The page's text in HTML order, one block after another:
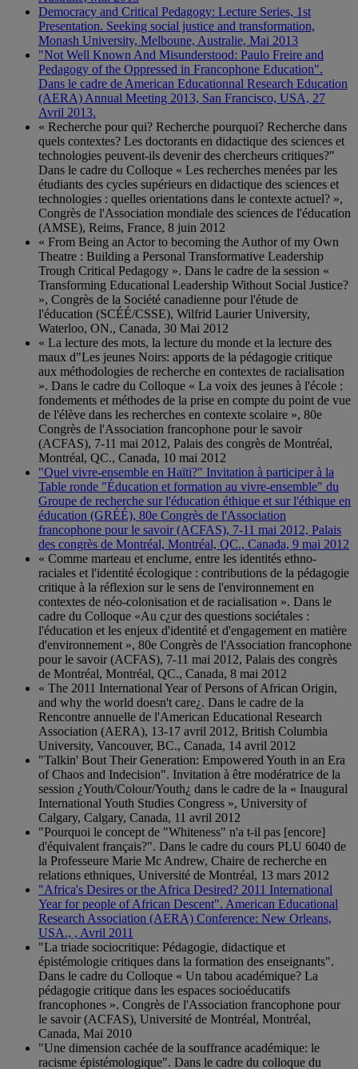
Democracy and Critical Pedagogy: Lecture Series, 1st
Presentation. Seeking social justice and transformation,
Monash University, Melboune, Australie, Mai 2013
"Not Well Known And Misunderstood: Paulo Freire and
Pedagogy of the Oppressed in Francophone Education".
Dans le cadre de American Educationnal Research Education
(AERA) Annual Meeting 2013, San Francisco, USA, 27
Avril 2013.
« Recherche pour qui? Recherche pourquoi? Recherche dans
quels contextes? Les doctorants en didactique des sciences et
technologies peuvent-ils devenir des chercheurs critiques?"
Dans le cadre du Colloque « Les recherches menées par les
étudiants des cycles supérieurs en didactique des sciences et
technologies : quelles orientations dans le contexte actuel? »,
Congrès de l'Association mondiale des sciences de l'éducation
(AMSE), Reims, France, 8 juin 2012
« From Being an Actor to becoming the Author of my Own
Theatre : Building a Personal Transformative Leadership
Trough Critical Pedagogy ». Dans le cadre de la session «
Transforming Educational Leadership Without Social Justice?
», Congrès de la Société canadienne pour l'étude de
l'éducation (SCÉÉ/CSSE), Wilfrid Laurier University,
Waterloo, ON., Canada, 30 Mai 2012
« La lecture des mots, la lecture du monde et la lecture des
maux d"Les jeunes Noirs: apports de la pédagogie critique
aux méthodologies de recherche en contextes de racialisation
». Dans le cadre du Colloque « La voix des jeunes à l'école :
fondements et méthodes de la prise en compte du point de vue
de l'élève dans les recherches en contexte scolaire », 80e
Congrès de l'Association francophone pour le savoir
(ACFAS), 7-11 mai 2012, Palais des congrès de Montréal,
Montréal, QC., Canada, 10 mai 2012
"Quel vivre-ensemble en Haïti?" Invitation à participer à la
Table ronde "Éducation et formation au vivre-ensemble" du
Groupe de recherche sur l'éducation éthique et sur l'éthique en
éducation (GRÉÉ), 80e Congrès de l'Association
francophone pour le savoir (ACFAS), 7-11 mai 2012, Palais
des congrès de Montréal, Montréal, QC., Canada, 9 mai 2012
« Comme marteau et enclume, entre les identités ethno-
raciales et l'identité écologique : contributions de la pédagogie
critique à la réflexion sur le sens de l'environnement en
contextes de néo-colonisation et de racialisation ». Dans le
cadre du Colloque «Au c¿ur des questions sociétales :
l'éducation et les enjeux d'identité et d'engagement en matière
d'environnement », 80e Congrès de l'Association francophone
pour le savoir (ACFAS), 7-11 mai 2012, Palais des congrès
de Montréal, Montréal, QC., Canada, 8 mai 2012
« The 2011 International Year of Persons of African Origin,
and why the world doesn't care¿. Dans le cadre de la
Rencontre annuelle de l'American Educational Research
Association (AERA), 13-17 avril 2012, British Columbia
University, Vancouver, BC., Canada, 14 avril 2012
"Talkin' Bout Their Generation: Empowered Youth in an Era
of Chaos and Indecision". Invitation à être modératrice de la
session ¿Youth/Colour/Youth¿ dans le cadre de la « Inaugural
International Youth Studies Congress », University of
Calgary, Calgary, Canada, 11 avril 2012
"Pourquoi le concept de "Whiteness" n'a t-il pas [encore]
d'équivalent français?". Dans le cadre du cours PLU 6040 de
la Professeure Marie Mc Andrew, Chaire de recherche en
relations ethniques, Université de Montréal, 13 mars 2012
"Africa's Desires or the Africa Desired? 2011 International
Year for people of African Descent". American Educational
Research Association (AERA) Conference: New Orleans,
USA., , Avril 2011
"La triade sociocritique: Pédagogie, didactique et
épistémologie critiques dans la formation des enseignants".
Dans le cadre du Colloque « Un tabou académique? La
pédagogie critique dans les espaces socioéducatifs
francophones ». Congrès de l'Association francophone pour
le savoir (ACFAS), Université de Montréal, Montréal,
Canada, Mai 2010
"Une dimension cachée de la souffrance académique: le
racisme épistémologique". Dans le cadre du colloque du